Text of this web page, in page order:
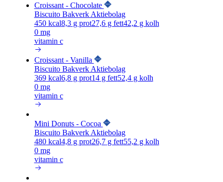
Croissant - Chocolate
Biscuito Bakverk Aktiebolag
450kcal8,3g prot27,6g fett42,2 g kolh
0 mg
vitamin c
Croissant - Vanilla
Biscuito Bakverk Aktiebolag
369kcal6,8g prot14g fett52,4g kolh
0 mg
vitamin c
Mini Donuts - Cocoa
Biscuito Bakverk Aktiebolag
480kcal4,8g prot26,7g fett55,2 g kolh
0 mg
vitamin c